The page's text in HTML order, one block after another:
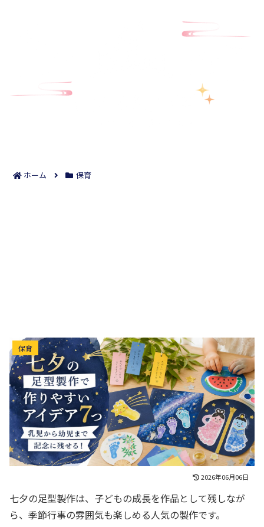
ホーム 保育
七夕の足型製作で作りやすいアイデア7つ｜乳児か
ら幼児まで記念に残せる！
保育
2026年06月06日
七夕の足型製作は、子どもの成長を作品として残しなが
ら、季節行事の雰囲気も楽しめる人気の製作です。